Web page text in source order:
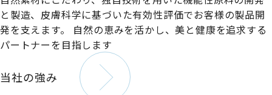
と製造、皮膚科学に基づいた有効性評価でお客様の製品開
発を支えます。 自然の恵みを活かし、美と健康を追求する
パートナーを目指します
当社の強み